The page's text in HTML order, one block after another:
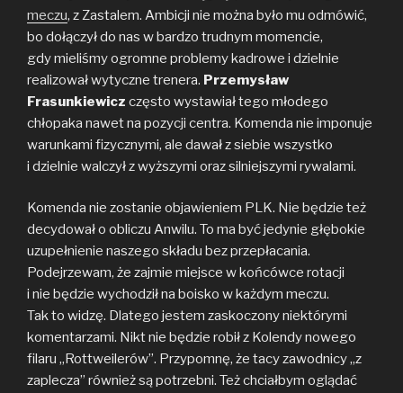
meczu, z Zastalem. Ambicji nie można było mu odmówić,
bo dołączył do nas w bardzo trudnym momencie,
gdy mieliśmy ogromne problemy kadrowe i dzielnie
realizował wytyczne trenera. Przemysław
Frasunkiewicz często wystawiał tego młodego
chłopaka nawet na pozycji centra. Komenda nie imponuje
warunkami fizycznymi, ale dawał z siebie wszystko
i dzielnie walczył z wyższymi oraz silniejszymi rywalami.
Komenda nie zostanie objawieniem PLK. Nie będzie też
decydował o obliczu Anwilu. To ma być jedynie głębokie
uzupełnienie naszego składu bez przepłacania.
Podejrzewam, że zajmie miejsce w końcówce rotacji
i nie będzie wychodził na boisko w każdym meczu.
Tak to widzę. Dlatego jestem zaskoczony niektórymi
komentarzami. Nikt nie będzie robił z Kolendy nowego
filaru „Rottweilerów”. Przypomnę, że tacy zawodnicy „z
zaplecza” również są potrzebni. Też chciałbym oglądać